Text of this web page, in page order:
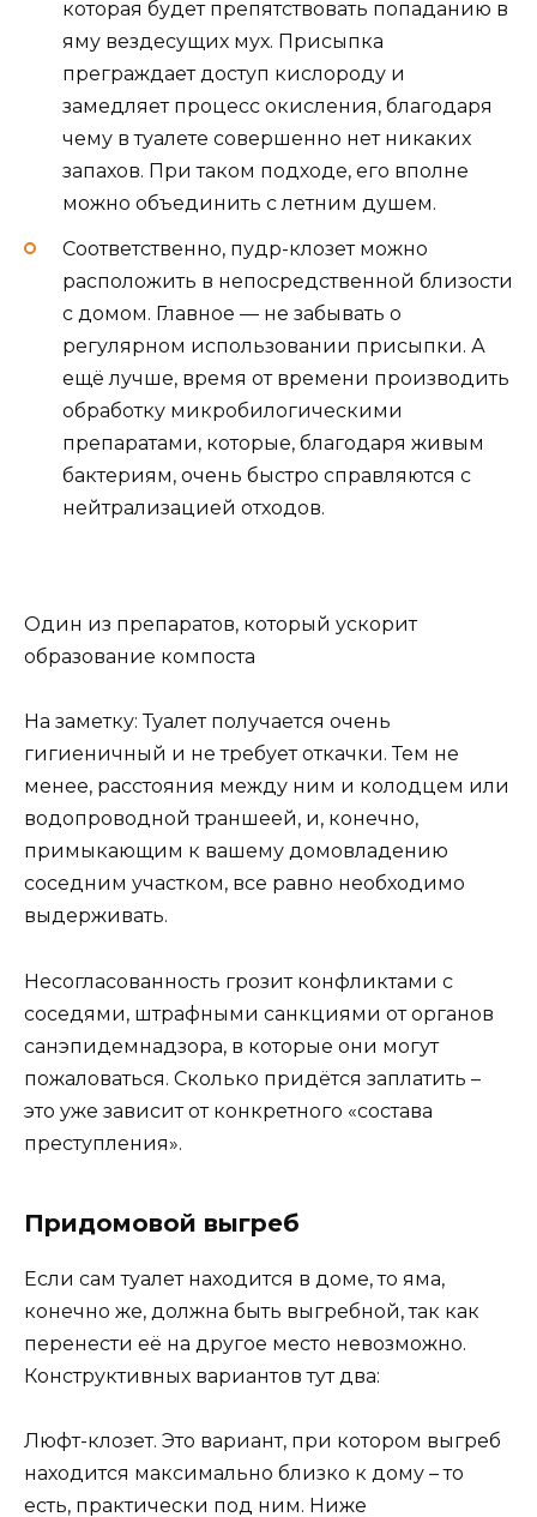
которая будет препятствовать попаданию в
яму вездесущих мух. Присыпка
преграждает доступ кислороду и
замедляет процесс окисления, благодаря
чему в туалете совершенно нет никаких
запахов. При таком подходе, его вполне
можно объединить с летним душем.
Соответственно, пудр-клозет можно
расположить в непосредственной близости
с домом. Главное — не забывать о
регулярном использовании присыпки. А
ещё лучше, время от времени производить
обработку микробилогическими
препаратами, которые, благодаря живым
бактериям, очень быстро справляются с
нейтрализацией отходов.
Один из препаратов, который ускорит
образование компоста
На заметку: Туалет получается очень
гигиеничный и не требует откачки. Тем не
менее, расстояния между ним и колодцем или
водопроводной траншеей, и, конечно,
примыкающим к вашему домовладению
соседним участком, все равно необходимо
выдерживать.
Несогласованность грозит конфликтами с
соседями, штрафными санкциями от органов
санэпидемнадзора, в которые они могут
пожаловаться. Сколько придётся заплатить –
это уже зависит от конкретного «состава
преступления».
Придомовой выгреб
Если сам туалет находится в доме, то яма,
конечно же, должна быть выгребной, так как
перенести её на другое место невозможно.
Конструктивных вариантов тут два:
Люфт-клозет. Это вариант, при котором выгреб
находится максимально близко к дому – то
есть, практически под ним. Ниже